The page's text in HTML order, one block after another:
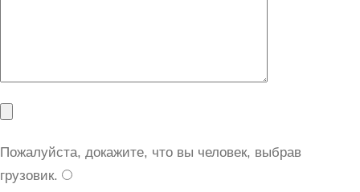
Пожалуйста, докажите, что вы человек, выбрав
грузовик.